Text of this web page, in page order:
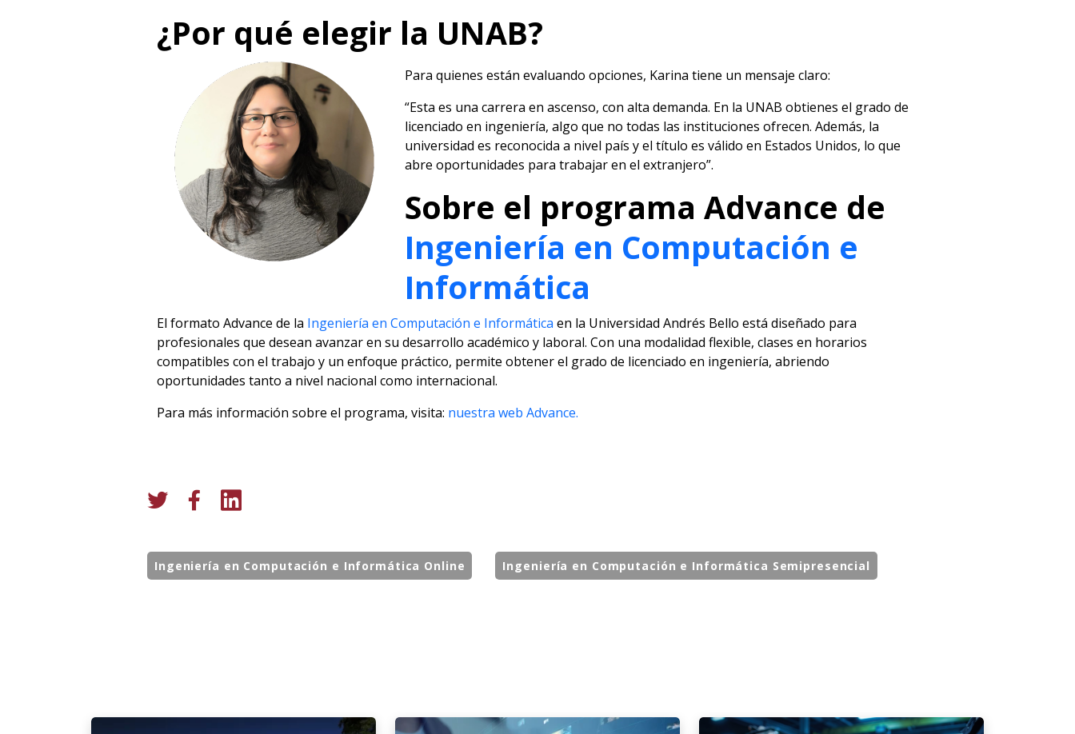
¿Por qué elegir la UNAB?
Para quienes están evaluando opciones, Karina tiene un mensaje claro:
“Esta es una carrera en ascenso, con alta demanda. En la UNAB obtienes el grado de
licenciado en ingeniería, algo que no todas las instituciones ofrecen. Además, la
universidad es reconocida a nivel país y el título es válido en Estados Unidos, lo que
abre oportunidades para trabajar en el extranjero”.
Sobre el programa Advance de
Ingeniería en Computación e
Informática
El formato Advance de la Ingeniería en Computación e Informática en la Universidad Andrés Bello está diseñado para
profesionales que desean avanzar en su desarrollo académico y laboral. Con una modalidad flexible, clases en horarios
compatibles con el trabajo y un enfoque práctico, permite obtener el grado de licenciado en ingeniería, abriendo
oportunidades tanto a nivel nacional como internacional.
Para más información sobre el programa, visita: nuestra web Advance.
Ingeniería en Computación e Informática Online Ingeniería en Computación e Informática Semipresencial